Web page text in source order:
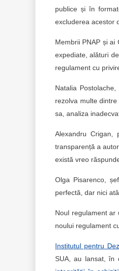
publice și în
excluderea acestor
Membrii PNAP și
expediate, alături
regulament cu
Natalia
rezolva multe
sa, analiza
Alexandru Crigan,
transparență a
există vreo
Olga Pisarenco,
perfectă, dar nici
Noul regulament ar
noului regulament
Institutul pentru
SUA, au lansat, în